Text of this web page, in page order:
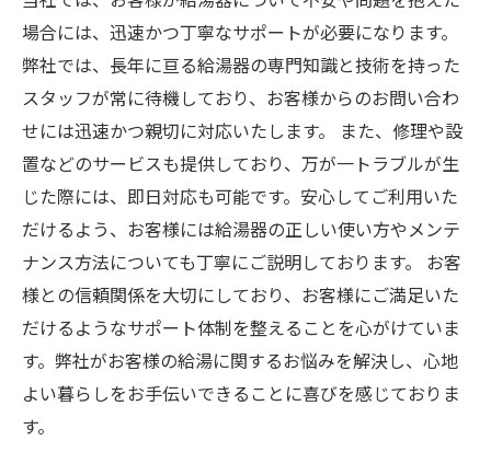
場合には、迅速かつ丁寧なサポートが必要になります。
弊社では、長年に亘る給湯器の専門知識と技術を持った
スタッフが常に待機しており、お客様からのお問い合わ
せには迅速かつ親切に対応いたします。 また、修理や設
置などのサービスも提供しており、万が一トラブルが生
じた際には、即日対応も可能です。安心してご利用いた
だけるよう、お客様には給湯器の正しい使い方やメンテ
ナンス方法についても丁寧にご説明しております。 お客
様との信頼関係を大切にしており、お客様にご満足いた
だけるようなサポート体制を整えることを心がけていま
す。弊社がお客様の給湯に関するお悩みを解決し、心地
よい暮らしをお手伝いできることに喜びを感じておりま
す。